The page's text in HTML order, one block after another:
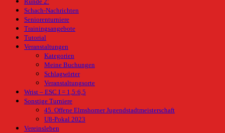
Runde 2:
Schach-Nachrichten
Seniorenturniere
Trainingsangebote
Tutorial
Veranstaltungen
Kategorien
Meine Buchungen
Schlagwörter
Veranstaltungsorte
Wrist – ESC I = 1,5:6,5
Sonstige Turniere
45. Offene Elmshorner Jugendstadtmeisterschaft
U8-Pokal 2023
Vereinsleben